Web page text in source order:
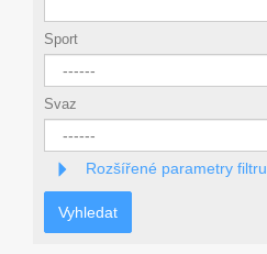
Sport
Svaz
Rozšířené parametry filtru
Vyhledat